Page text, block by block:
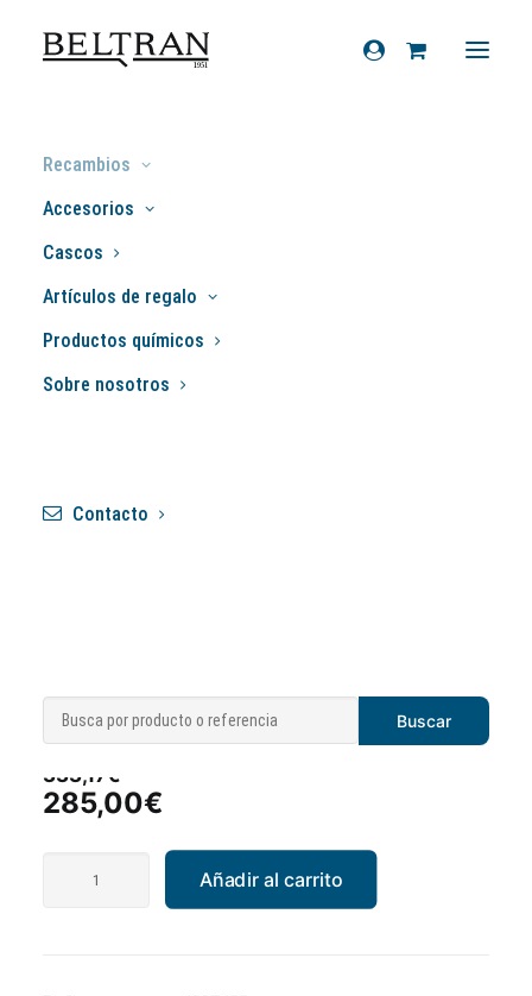
Recambios
Accesorios
Cascos
Artículos de regalo
Productos químicos
Sobre nosotros
Contacto
Inicio»Recambios
componentes
¡OFERTA!
Eje rueda
333,17 €
El
original
285,00€
actual
es:
Añadir al carrito